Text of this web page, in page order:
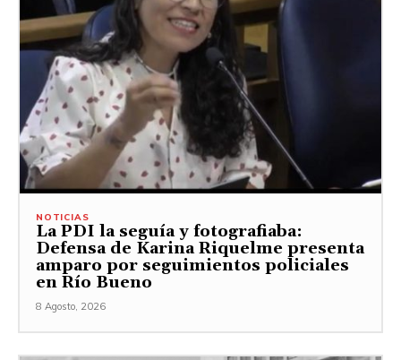
NOTICIAS
La PDI la seguía y fotografiaba:
Defensa de Karina Riquelme presenta
amparo por seguimientos policiales
en Río Bueno
8 Agosto, 2026